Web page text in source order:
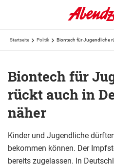
Startseite Politik Biontech für Jugendliche
Biontech für
rückt auch in
näher
Kinder und Jugendliche
bekommen können. Der
bereits zugelassen. In